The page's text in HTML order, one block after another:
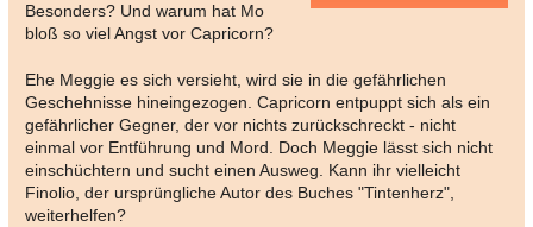
Besonders? Und warum hat Mo
bloß so viel Angst vor Capricorn?
Ehe Meggie es sich versieht, wird sie in die gefährlichen
Geschehnisse hineingezogen. Capricorn entpuppt sich als ein
gefährlicher Gegner, der vor nichts zurückschreckt - nicht
einmal vor Entführung und Mord. Doch Meggie lässt sich nicht
einschüchtern und sucht einen Ausweg. Kann ihr vielleicht
Finolio, der ursprüngliche Autor des Buches "Tintenherz",
weiterhelfen?